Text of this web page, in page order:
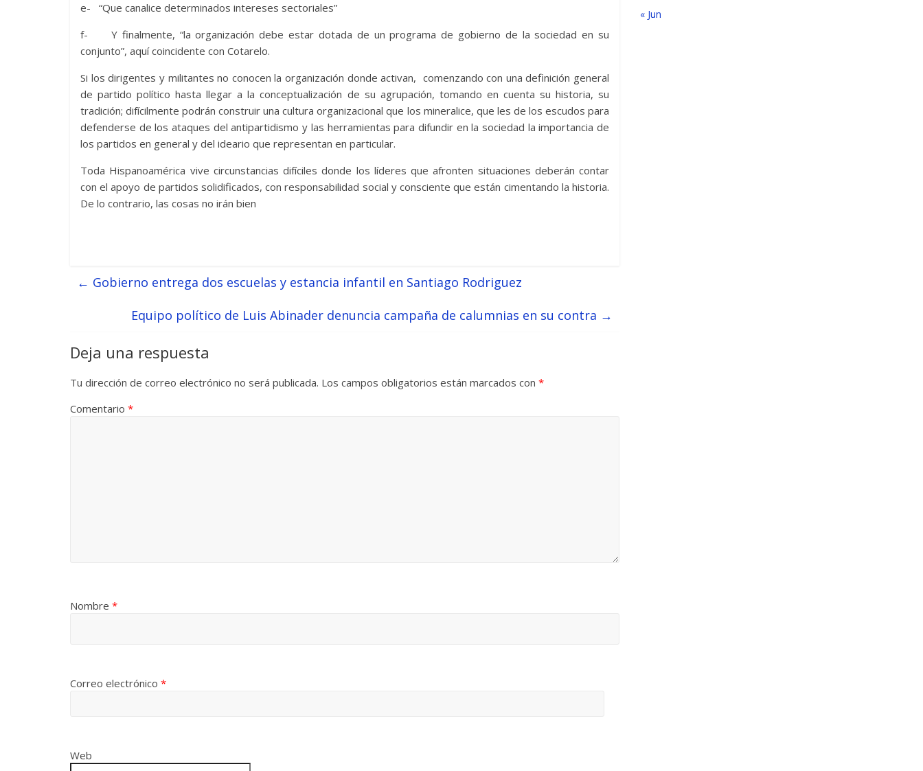
e- “Que canalice determinados intereses sectoriales”
f- Y finalmente, “la organización debe estar dotada de un programa de gobierno de la sociedad en su
conjunto”, aquí coincidente con Cotarelo.
Si los dirigentes y militantes no conocen la organización donde activan, comenzando con una definición general
de partido político hasta llegar a la conceptualización de su agrupación, tomando en cuenta su historia, su
tradición; difícilmente podrán construir una cultura organizacional que los mineralice, que les de los escudos para
defenderse de los ataques del antipartidismo y las herramientas para difundir en la sociedad la importancia de
los partidos en general y del ideario que representan en particular.
Toda Hispanoamérica vive circunstancias difíciles donde los líderes que afronten situaciones deberán contar
con el apoyo de partidos solidificados, con responsabilidad social y consciente que están cimentando la historia.
De lo contrario, las cosas no irán bien
← Gobierno entrega dos escuelas y estancia infantil en Santiago Rodriguez
Equipo político de Luis Abinader denuncia campaña de calumnias en su contra →
Deja una respuesta
Tu dirección de correo electrónico no será publicada. Los campos obligatorios están marcados con *
Comentario *
Nombre *
Correo electrónico *
Web
« Jun